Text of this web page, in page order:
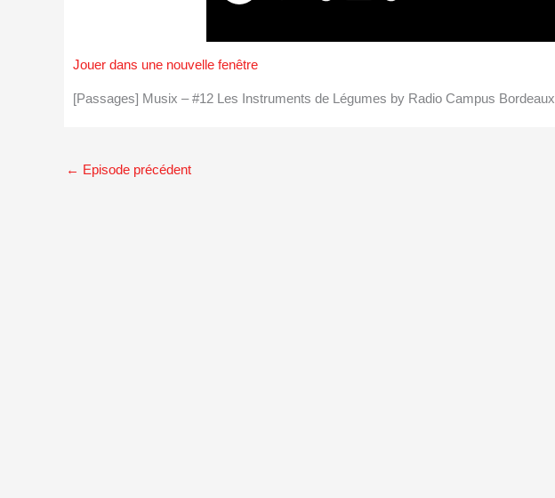
Jouer dans une nouvelle fenêtre
[Passages] Musix – #12 Les Instruments de Légumes by Radio Campus Bordeaux
← Episode précédent